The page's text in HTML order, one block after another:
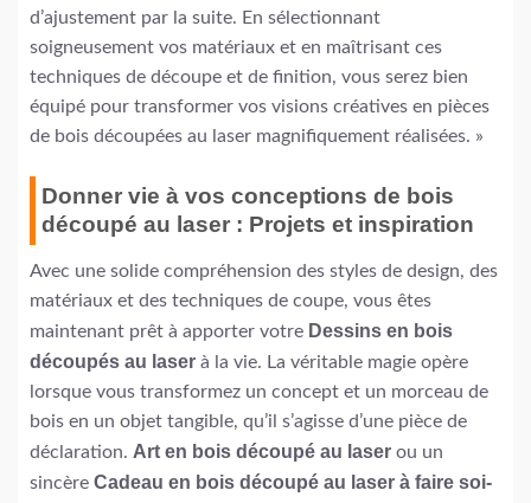
d’ajustement par la suite. En sélectionnant
soigneusement vos matériaux et en maîtrisant ces
techniques de découpe et de finition, vous serez bien
équipé pour transformer vos visions créatives en pièces
de bois découpées au laser magnifiquement réalisées. »
Donner vie à vos conceptions de bois
découpé au laser : Projets et inspiration
Avec une solide compréhension des styles de design, des
matériaux et des techniques de coupe, vous êtes
maintenant prêt à apporter votre Dessins en bois
découpés au laser à la vie. La véritable magie opère
lorsque vous transformez un concept et un morceau de
bois en un objet tangible, qu’il s’agisse d’une pièce de
déclaration. Art en bois découpé au laser ou un
sincère Cadeau en bois découpé au laser à faire soi-